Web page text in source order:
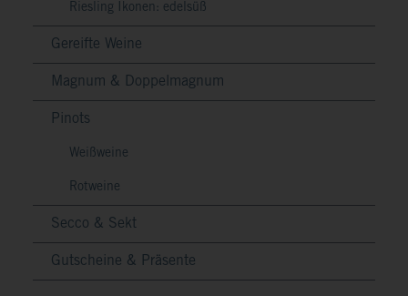
Riesling Ikonen: edelsüß
Gereifte Weine
Magnum & Doppelmagnum
Pinots
Weißweine
Rotweine
Secco & Sekt
Gutscheine & Präsente